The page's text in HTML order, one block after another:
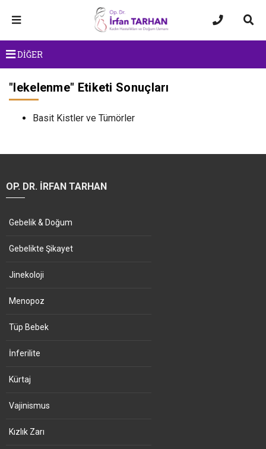
DİĞER
"lekelenme" Etiketi Sonuçları
Basit Kistler ve Tümörler
OP. DR. İRFAN TARHAN
Gebelik & Doğum
Gebelikte Şikayet
Jinekoloji
Menopoz
Tüp Bebek
İnferilite
Kürtaj
Vajinismus
Kızlık Zarı